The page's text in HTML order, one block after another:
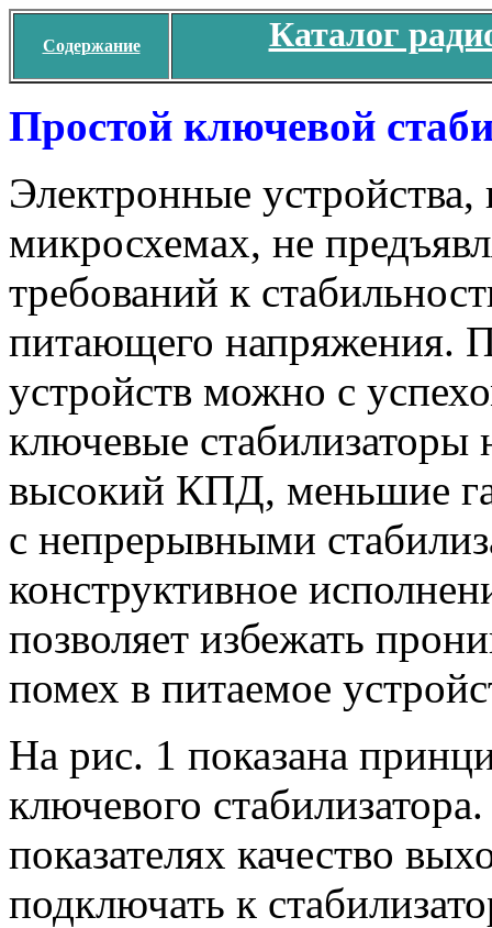
Содержание Каталог
Простой ключевой
Электронные
микросхемах, не
требований к
питающего напряжения.
устройств можно с
ключевые
высокий КПД, меньшие
с непрерывными
конструктивное
позволяет избежать
помех в питаемое
На рис. 1 показана
ключевого
показателях качество
подключать к